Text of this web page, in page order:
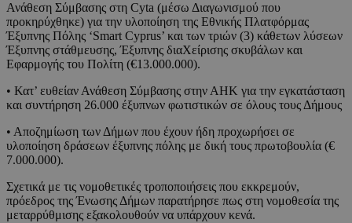
Ανάθεση Σύμβασης στη Cyta (μέσω Διαγωνισμού που
προκηρύχθηκε) για την υλοποίηση της Εθνικής Πλατφόρμας
Έξυπνης Πόλης ‘Smart Cyprus’ και των τριών (3) κάθετων λύσεων
Έξυπνης στάθμευσης, Έξυπνης διαΧείρισης σκυβάλων και
Εφαρμογής του Πολίτη (€13.000.000).
• Κατ’ ευθείαν Ανάθεση Σύμβασης στην ΑΗΚ για την εγκατάσταση
και συντήρηση 26.000 έξυπνων φωτιστικών σε όλους τους Δήμους
• Αποζημίωση των Δήμων που έχουν ήδη προχωρήσει σε
υλοποίηση δράσεων έξυπνης πόλης με δική τους πρωτοβουλία (€
7.000.000).
Σχετικά με τις νομοθετικές τροποποιήσεις που εκκρεμούν,
πρόεδρος της Ένωσης Δήμων παρατήρησε πως στη νομοθεσία της
μεταρρύθμισης εξακολουθούν να υπάρχουν κενά.